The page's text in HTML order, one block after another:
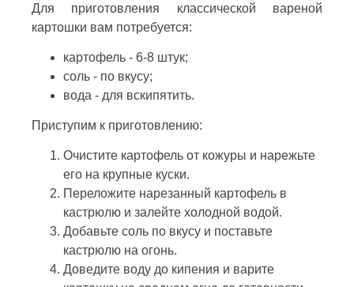
Для приготовления классической вареной
картошки вам потребуется:
картофель - 6-8 штук;
соль - по вкусу;
вода - для вскипятить.
Приступим к приготовлению:
Очистите картофель от кожуры и нарежьте
его на крупные куски.
Переложите нарезанный картофель в
кастрюлю и залейте холодной водой.
Добавьте соль по вкусу и поставьте
кастрюлю на огонь.
Доведите воду до кипения и варите